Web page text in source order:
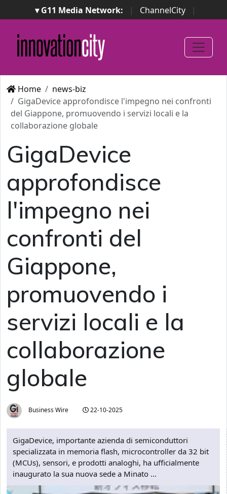
▾ G11 Media Network: | ChannelCity
|
ImpresaCity | SecurityOpenLab | Italian Channel
Awards
Italian Project Awards
Italian Security
Awards
Home
news-biz
GigaDevice approfondisce l'impegno nei confronti
del Giappone, promuovendo i servizi locali e la
collaborazione globale
GigaDevice
approfondisce
l'impegno nei
confronti del
Giappone,
promuovendo i
servizi locali e la
collaborazione
globale
Business Wire 22-10-2025
GigaDevice, importante azienda di semiconduttori
specializzata in memoria flash, microcontroller da 32 bit
(MCUs), sensori, e prodotti analoghi, ha ufficialmente
inaugurato la sua nuova sede a Minato ...